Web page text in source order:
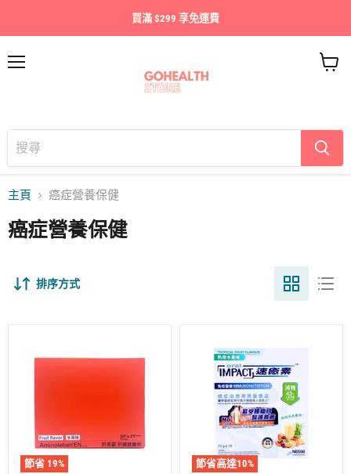
買滿 $299 享免運費
車
主頁 癌症營養保健
癌症營養保健
排序方式
節省 19%
節省高達10%